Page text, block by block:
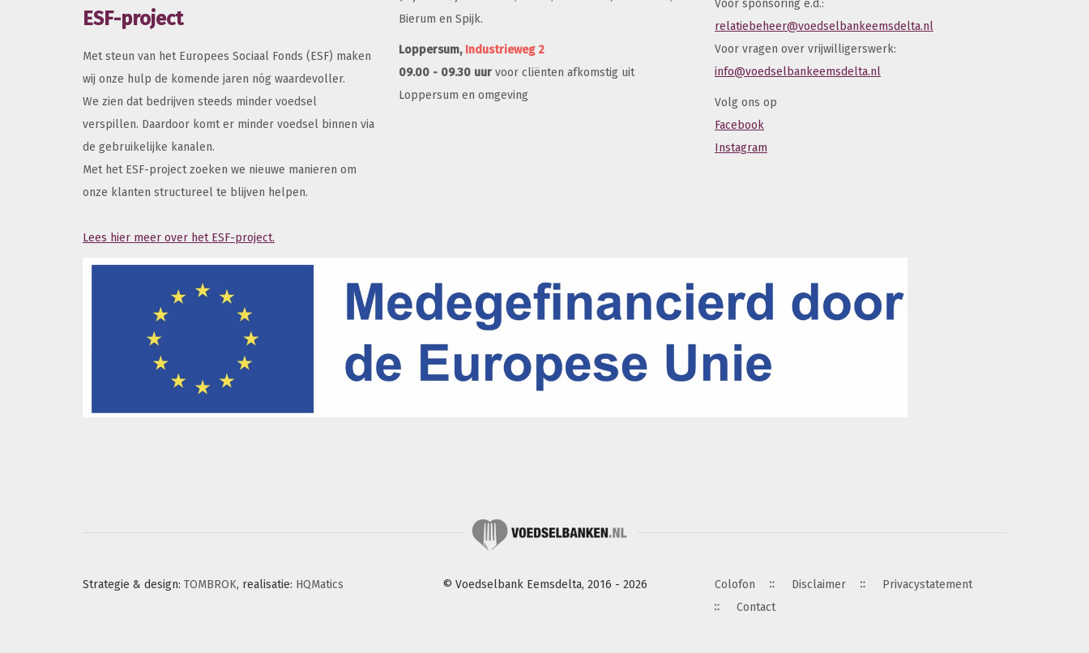
ESF-project
Met steun van het Europees Sociaal Fonds (ESF) maken
wij onze hulp de komende jaren nóg waardevoller.
We zien dat bedrijven steeds minder voedsel
verspillen. Daardoor komt er minder voedsel binnen via
de gebruikelijke kanalen.
Met het ESF-project zoeken we nieuwe manieren om
onze klanten structureel te blijven helpen.
Lees hier meer over het ESF-project.
Bierum en Spijk.
Loppersum, Industrieweg 2
09.00 - 09.30 uur voor cliënten afkomstig uit
Loppersum en omgeving
Voor sponsoring e.d.:
relatiebeheer@voedselbankeemsdelta.nl
Voor vragen over vrijwilligerswerk:
info@voedselbankeemsdelta.nl
Volg ons op
Facebook
Instagram
© Voedselbank Eemsdelta, 2016 - 2026
Strategie & design: TOMBROK, realisatie: HQMatics Colofon Disclaimer
Privacystatement
Contact